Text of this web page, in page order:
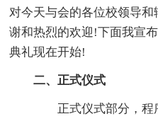
对今天与会的各位校领导
谢和热烈的欢迎!下面我宣
典礼现在开始!
二、正式仪式
正式仪式部分，程